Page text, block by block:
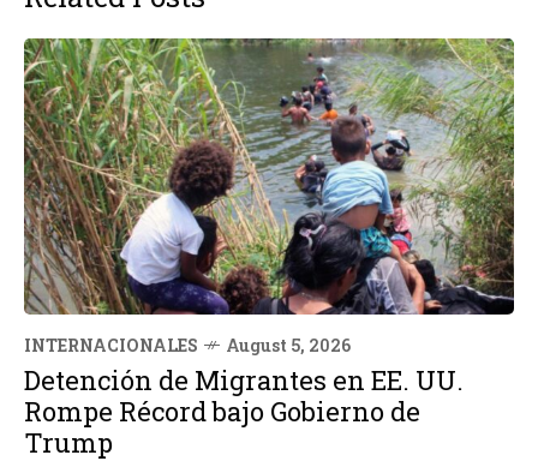
INTERNACIONALES August 5, 2026
Detención de Migrantes en EE. UU.
Rompe Récord bajo Gobierno de
Trump